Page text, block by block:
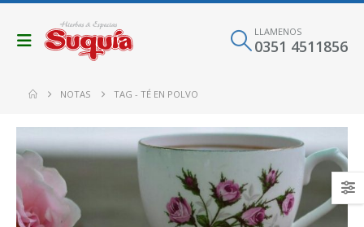
LLAMENOS
0351 4511856
NOTAS TAG -TÉ EN POLVO